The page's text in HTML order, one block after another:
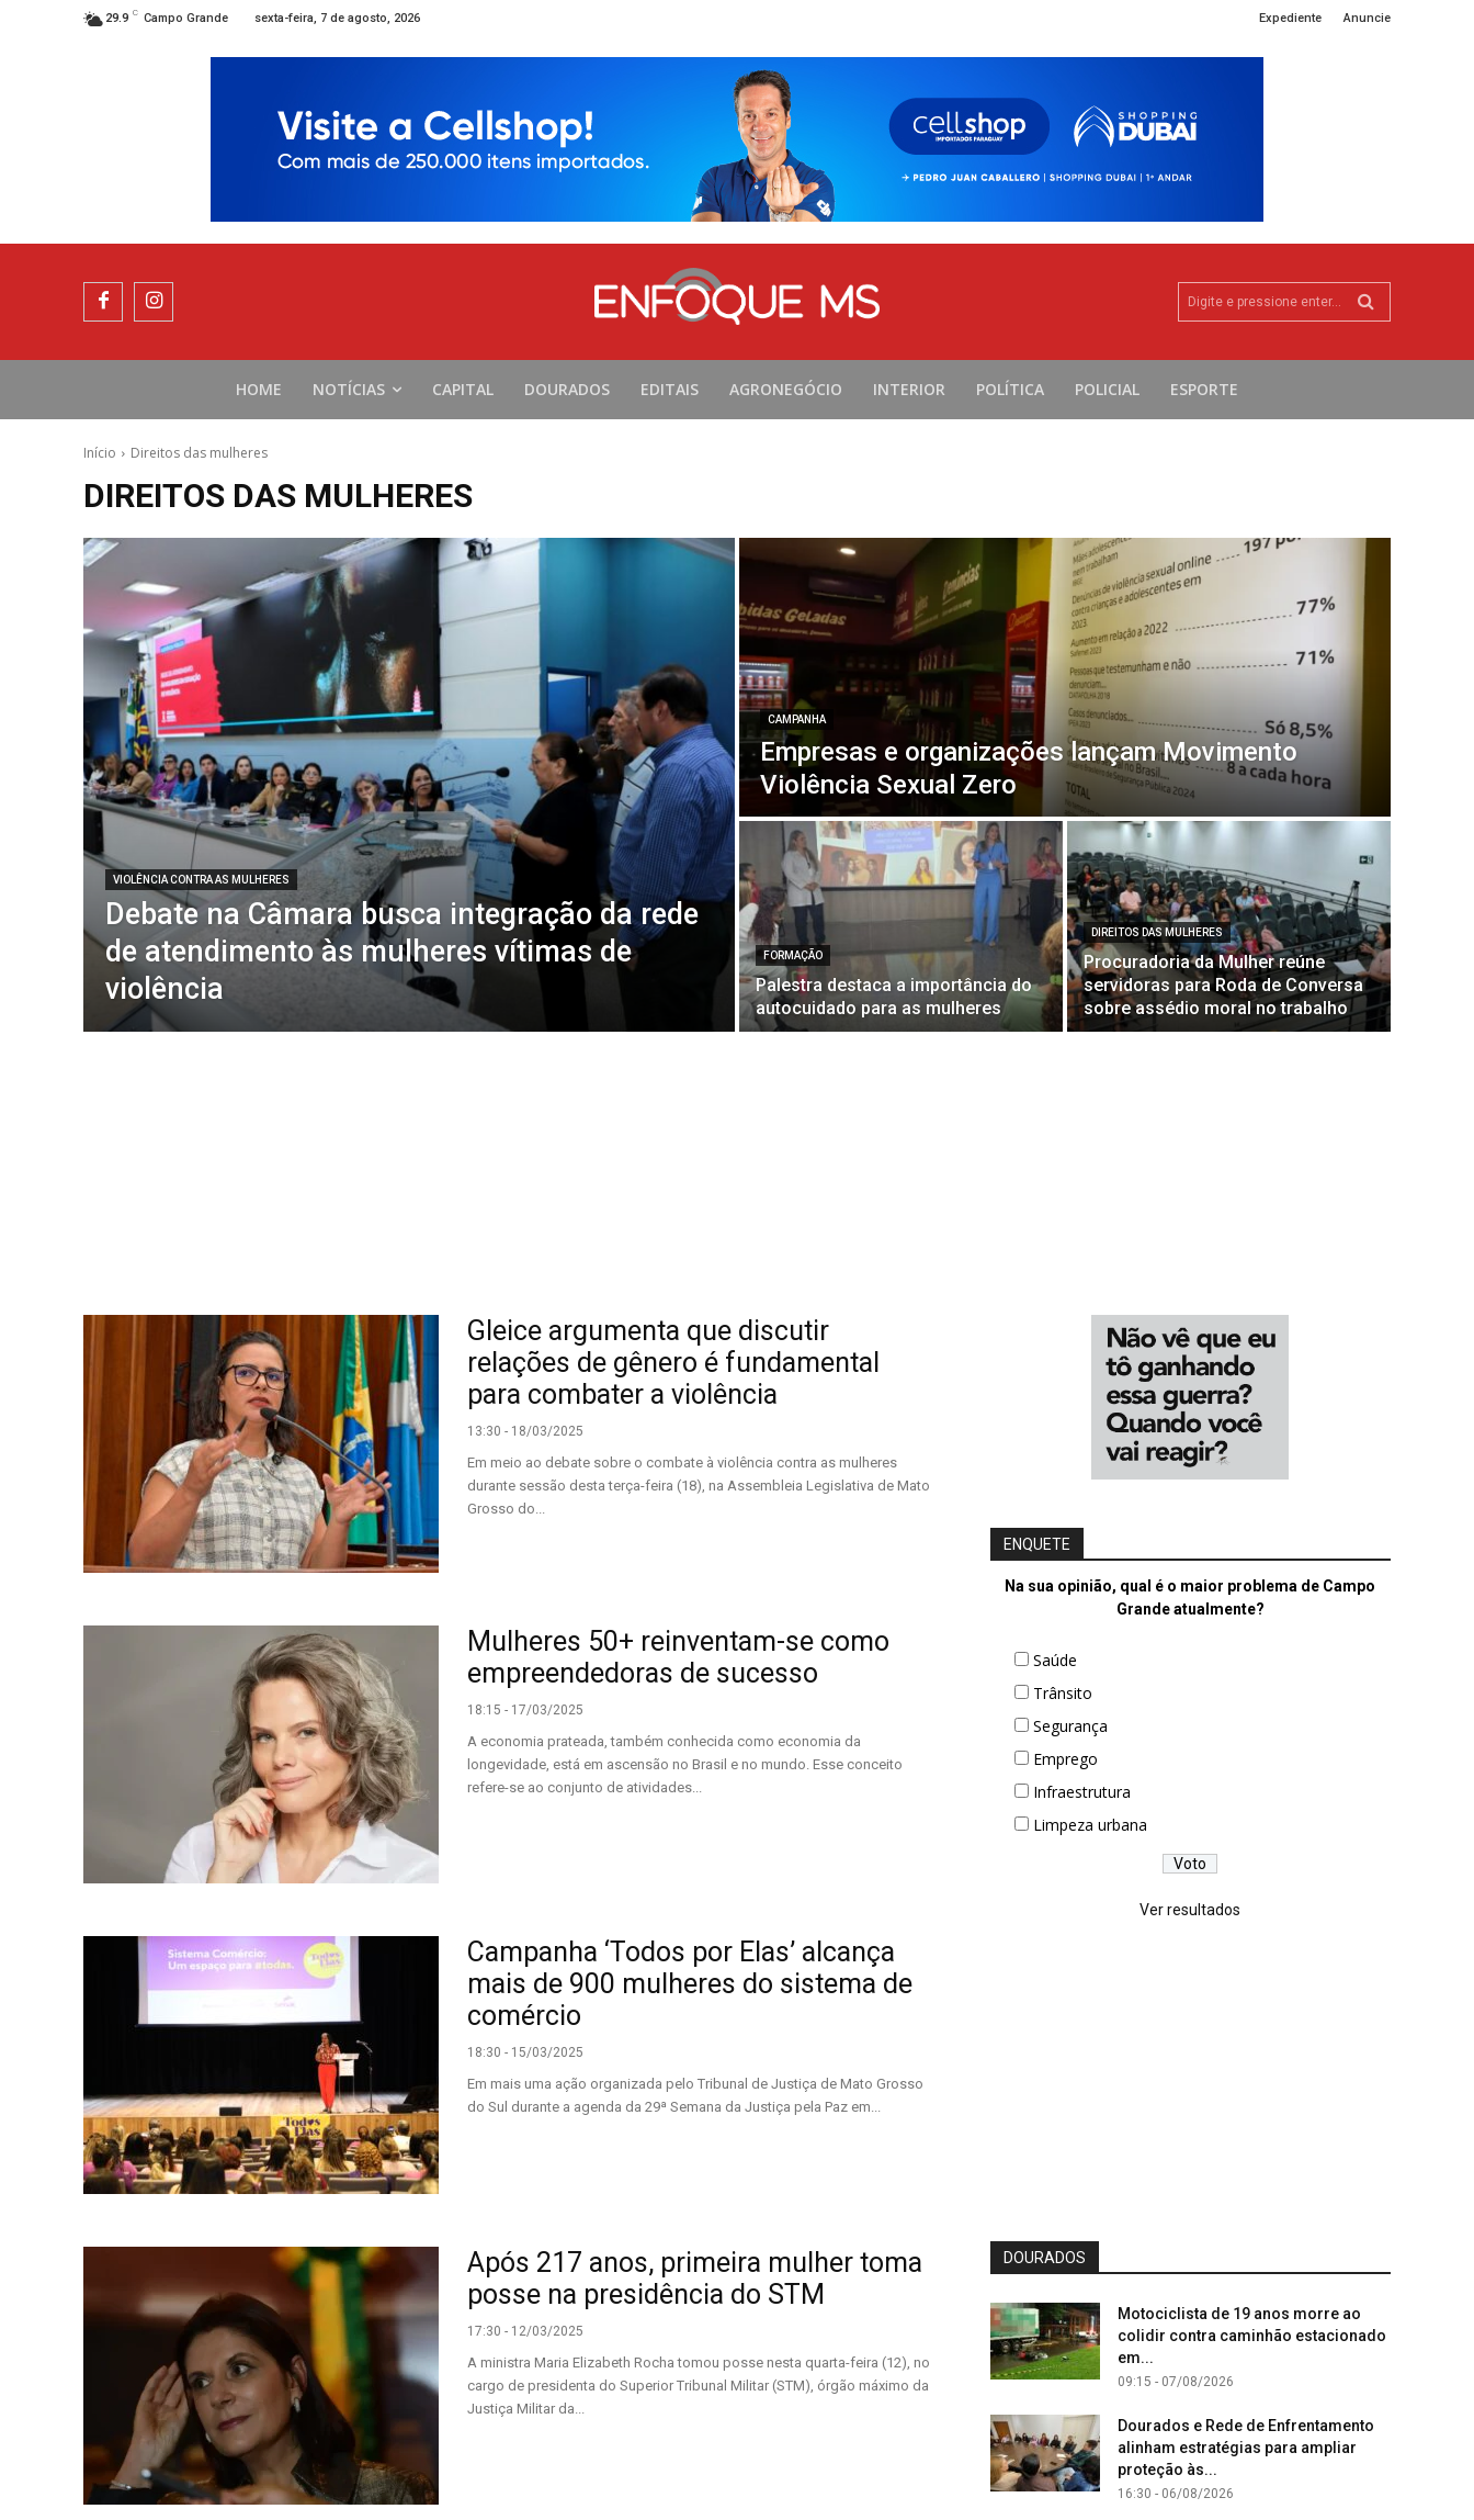
29.9 C Campo Grande sexta-feira, 7 de agosto, 2026 Expediente Anuncie
Digite e pressione enter...
HOME NOTÍCIAS CAPITAL DOURADOS EDITAIS AGRONEGÓCIO INTERIOR POLÍTICA POLICIAL ESPORTE
Início Direitos das mulheres
DIREITOS DAS MULHERES
VIOLÊNCIA CONTRA AS MULHERES
Debate na Câmara busca integração da rede
de atendimento às mulheres vítimas de
violência
CAMPANHA
Empresas e organizações lançam Movimento
Violência Sexual Zero
FORMAÇÃO
Palestra destaca a importância do
autocuidado para as mulheres
DIREITOS DAS MULHERES
Procuradoria da Mulher reúne
servidoras para Roda de Conversa
sobre assédio moral no trabalho
Gleice argumenta que discutir
relações de gênero é fundamental
para combater a violência
13:30 - 18/03/2025
Em meio ao debate sobre o combate à violência contra as mulheres
durante sessão desta terça-feira (18), na Assembleia Legislativa de Mato
Grosso do...
Mulheres 50+ reinventam-se como
empreendedoras de sucesso
18:15 - 17/03/2025
A economia prateada, também conhecida como economia da
longevidade, está em ascensão no Brasil e no mundo. Esse conceito
refere-se ao conjunto de atividades...
Campanha ‘Todos por Elas’ alcança
mais de 900 mulheres do sistema de
comércio
18:30 - 15/03/2025
Em mais uma ação organizada pelo Tribunal de Justiça de Mato Grosso
do Sul durante a agenda da 29ª Semana da Justiça pela Paz em...
Após 217 anos, primeira mulher toma
posse na presidência do STM
17:30 - 12/03/2025
A ministra Maria Elizabeth Rocha tomou posse nesta quarta-feira (12), no
cargo de presidenta do Superior Tribunal Militar (STM), órgão máximo da
Justiça Militar da...
ENQUETE
Na sua opinião, qual é o maior problema de Campo
Grande atualmente?
Saúde
Trânsito
Segurança
Emprego
Infraestrutura
Limpeza urbana
Ver resultados
DOURADOS
Motociclista de 19 anos morre ao
colidir contra caminhão estacionado
em...
09:15 - 07/08/2026
Dourados e Rede de Enfrentamento
alinham estratégias para ampliar
proteção às...
16:30 - 06/08/2026